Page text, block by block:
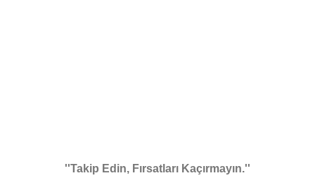
''Takip Edin, Fırsatları Kaçırmayın.''